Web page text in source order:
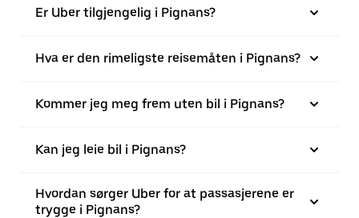
Er Uber tilgjengelig i Pignans?
Hva er den rimeligste reisemåten i Pignans?
Kommer jeg meg frem uten bil i Pignans?
Kan jeg leie bil i Pignans?
Hvordan sørger Uber for at passasjerene er
trygge i Pignans?